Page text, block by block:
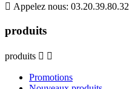
 Appelez nous: 03.20.39.80.32
produits
produits  
Promotions